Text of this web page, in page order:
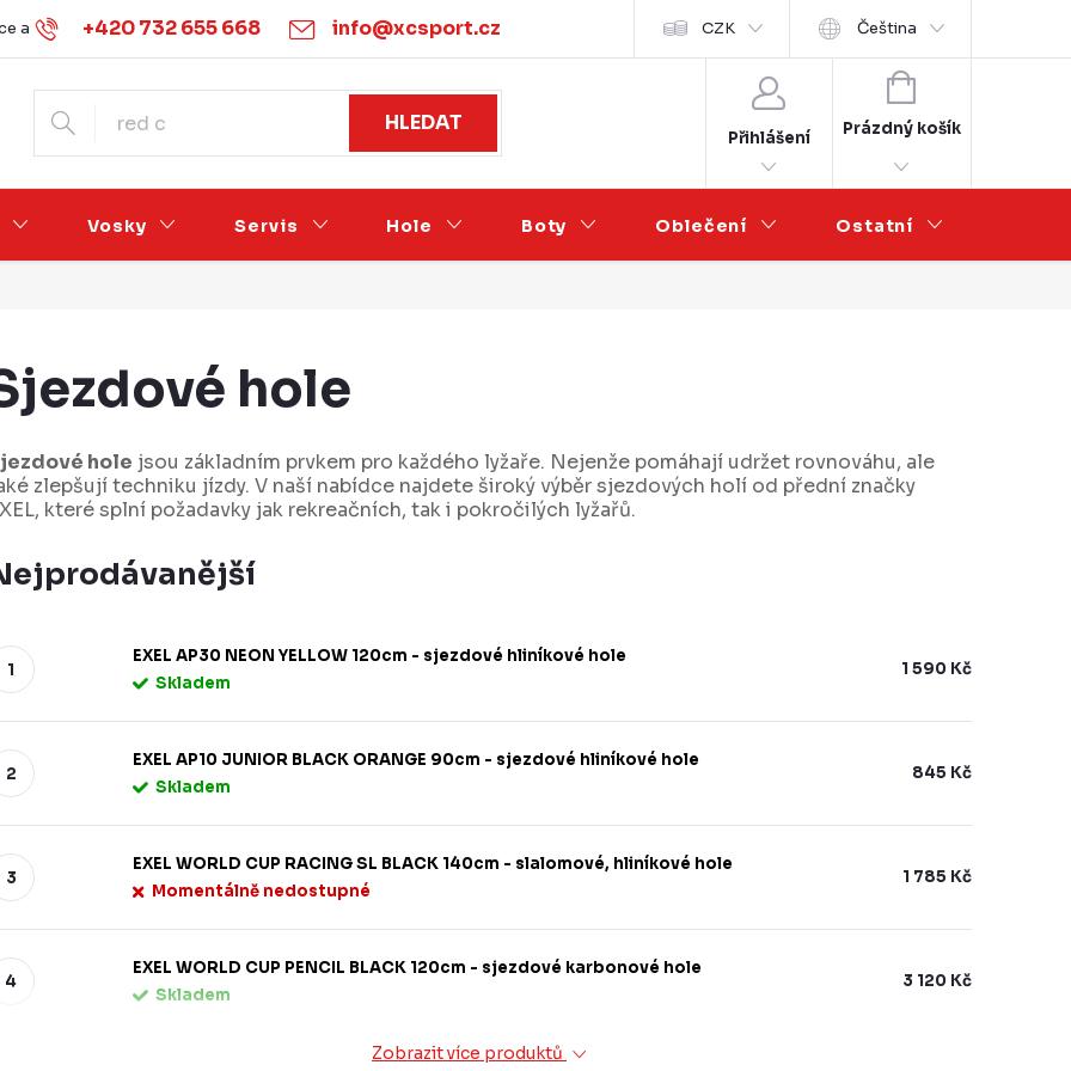
+420 732 655 668 info@xcsport.cz
a vrácení Obchodní podmínky Ochrana osobních údajů Velkoobchod CZK Čeština
HLEDAT
Přihlášení
NÁKUPNÍ
KOŠÍK
Prázdný košík
Vosky Servis Hole Boty Oblečení Ostatní
hole
hole jsou základním prvkem pro každého lyžaře. Nejenže pomáhají udržet rovnováhu, ale
zlepšují techniku jízdy. V naší nabídce najdete široký výběr sjezdových holí od přední značky
které splní požadavky jak rekreačních, tak i pokročilých lyžařů.
EXEL AP30 NEON YELLOW 120cm - sjezdové hliníkové hole
Skladem
1 590 Kč
EXEL AP10 JUNIOR BLACK ORANGE 90cm - sjezdové hliníkové hole
Skladem
845 Kč
EXEL WORLD CUP RACING SL BLACK 140cm - slalomové, hliníkové hole
Momentálně nedostupné
1 785 Kč
EXEL WORLD CUP PENCIL BLACK 120cm - sjezdové karbonové hole
Skladem
3 120 Kč
Zobrazit více produktů